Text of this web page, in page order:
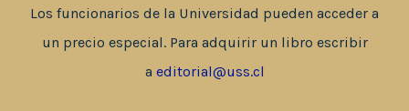
Los funcionarios de la Universidad pueden acceder a
un precio especial. Para adquirir un libro escribir
a editorial@uss.cl